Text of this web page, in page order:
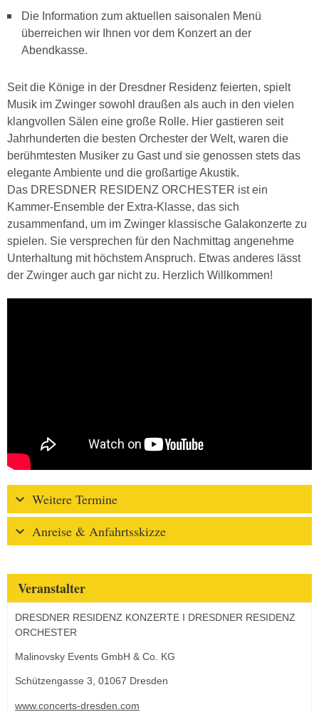
Die Information zum aktuellen saisonalen Menü
überreichen wir Ihnen vor dem Konzert an der
Abendkasse.
Seit die Könige in der Dresdner Residenz feierten, spielt
Musik im Zwinger sowohl draußen als auch in den vielen
klangvollen Sälen eine große Rolle. Hier gastieren seit
Jahrhunderten die besten Orchester der Welt, waren die
berühmtesten Musiker zu Gast und sie genossen stets das
elegante Ambiente und die großartige Akustik.
Das DRESDNER RESIDENZ ORCHESTER ist ein
Kammer-Ensemble der Extra-Klasse, das sich
zusammenfand, um im Zwinger klassische Galakonzerte zu
spielen. Sie versprechen für den Nachmittag angenehme
Unterhaltung mit höchstem Anspruch. Etwas anderes lässt
der Zwinger auch gar nicht zu. Herzlich Willkommen!
Weitere Termine
Anreise & Anfahrtsskizze
Veranstalter
DRESDNER RESIDENZ KONZERTE I DRESDNER RESIDENZ
ORCHESTER
Malinovsky Events GmbH & Co. KG
Schützengasse 3, 01067 Dresden
www.concerts-dresden.com